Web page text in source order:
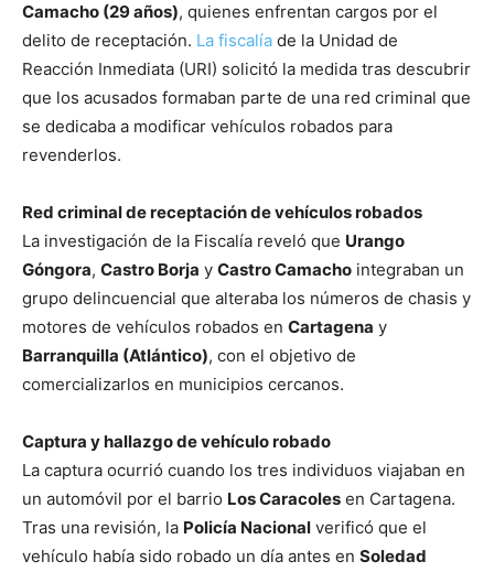
Camacho (29 años), quienes enfrentan cargos por el
delito de receptación. La fiscalía de la Unidad de
Reacción Inmediata (URI) solicitó la medida tras descubrir
que los acusados formaban parte de una red criminal que
se dedicaba a modificar vehículos robados para
revenderlos.
Red criminal de receptación de vehículos robados
La investigación de la Fiscalía reveló que Urango
Góngora, Castro Borja y Castro Camacho integraban un
grupo delincuencial que alteraba los números de chasis y
motores de vehículos robados en Cartagena y
Barranquilla (Atlántico), con el objetivo de
comercializarlos en municipios cercanos.
Captura y hallazgo de vehículo robado
La captura ocurrió cuando los tres individuos viajaban en
un automóvil por el barrio Los Caracoles en Cartagena.
Tras una revisión, la Policía Nacional verificó que el
vehículo había sido robado un día antes en Soledad